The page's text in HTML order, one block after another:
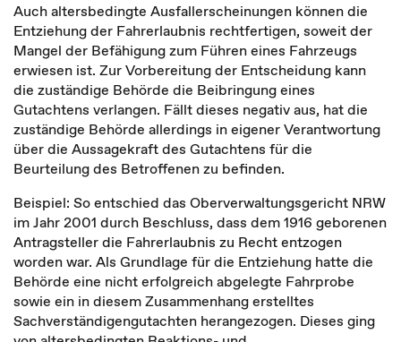
Auch altersbedingte Ausfallerscheinungen können die
Entziehung der Fahrerlaubnis rechtfertigen, soweit der
Mangel der Befähigung zum Führen eines Fahrzeugs
erwiesen ist. Zur Vorbereitung der Entscheidung kann
die zuständige Behörde die Beibringung eines
Gutachtens verlangen. Fällt dieses negativ aus, hat die
zuständige Behörde allerdings in eigener Verantwortung
über die Aussagekraft des Gutachtens für die
Beurteilung des Betroffenen zu befinden.
Beispiel: So entschied das Oberverwaltungsgericht NRW
im Jahr 2001 durch Beschluss, dass dem 1916 geborenen
Antragsteller die Fahrerlaubnis zu Recht entzogen
worden war. Als Grundlage für die Entziehung hatte die
Behörde eine nicht erfolgreich abgelegte Fahrprobe
sowie ein in diesem Zusammenhang erstelltes
Sachverständigengutachten herangezogen. Dieses ging